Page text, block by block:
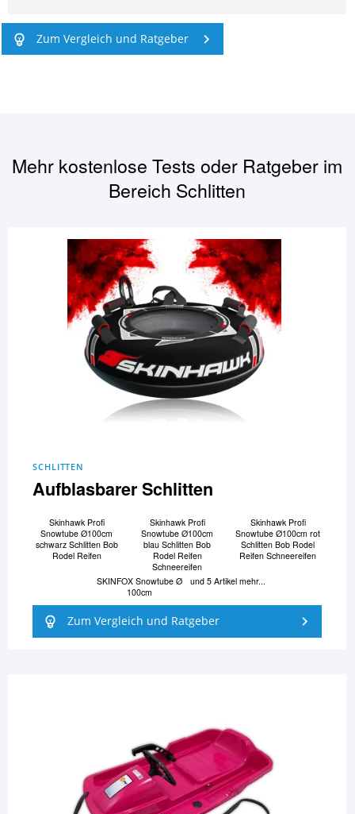
Zum Vergleich und Ratgeber
Mehr kostenlose Tests oder Ratgeber im
Bereich Schlitten
SCHLITTEN
Aufblasbarer Schlitten
Skinhawk Profi
Snowtube Ø100cm
schwarz Schlitten Bob
Rodel Reifen
Skinhawk Profi
Snowtube Ø100cm
blau Schlitten Bob
Rodel Reifen
Schneereifen
Skinhawk Profi
Snowtube Ø100cm rot
Schlitten Bob Rodel
Reifen Schneereifen
SKINFOX Snowtube Ø
100cm
und 5 Artikel mehr...
Zum Vergleich und Ratgeber